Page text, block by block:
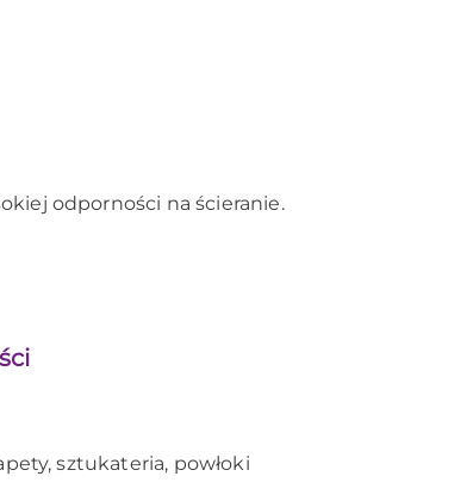
odporności na ścieranie.
sztukateria, powłoki